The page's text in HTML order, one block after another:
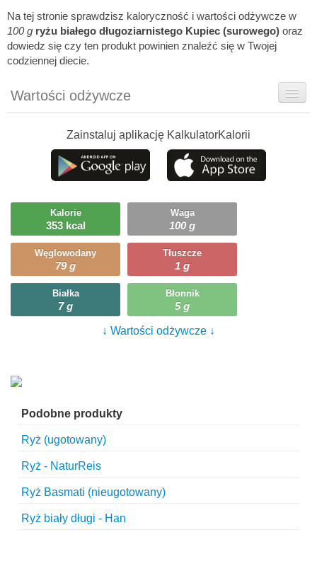
Na tej stronie sprawdzisz kaloryczność i wartości odżywcze w
100 g ryżu białego długoziarnistego Kupiec (surowego) oraz
dowiedz się czy ten produkt powinien znaleźć się w Twojej
codziennej diecie.
Wartości odżywcze
Szczegółówe informacje
Ciekawostki
Ile możesz zjeść?
Zainstaluj aplikację KalkulatorKalorii
Kalorie
353 kcal
Waga
100 g
Węglowodany
79 g
Tłuszcze
1 g
Białka
7 g
Błonnik
5 g
↓ Wartości odżywcze ↓
Podobne produkty
Ryż (ugotowany)
Ryż - NaturReis
Ryż Basmati (nieugotowany)
Ryż biały długi - Han